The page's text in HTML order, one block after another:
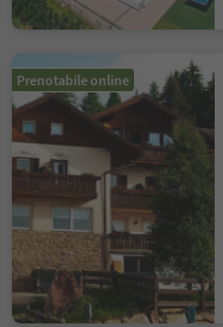
Prenotabile online